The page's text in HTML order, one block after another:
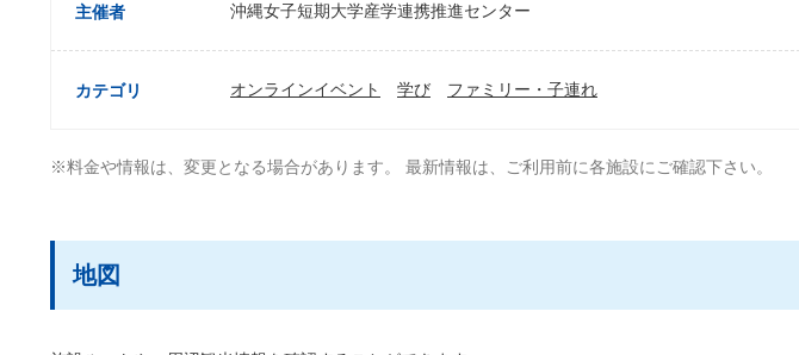
主催者 沖縄女子短期大学産学連携推進センター
カテゴリ オンラインイベント 学び ファミリー・子連れ
※料金や情報は、変更となる場合があります。 最新情報は、ご利用前に各施設にご確認下さい。
地図